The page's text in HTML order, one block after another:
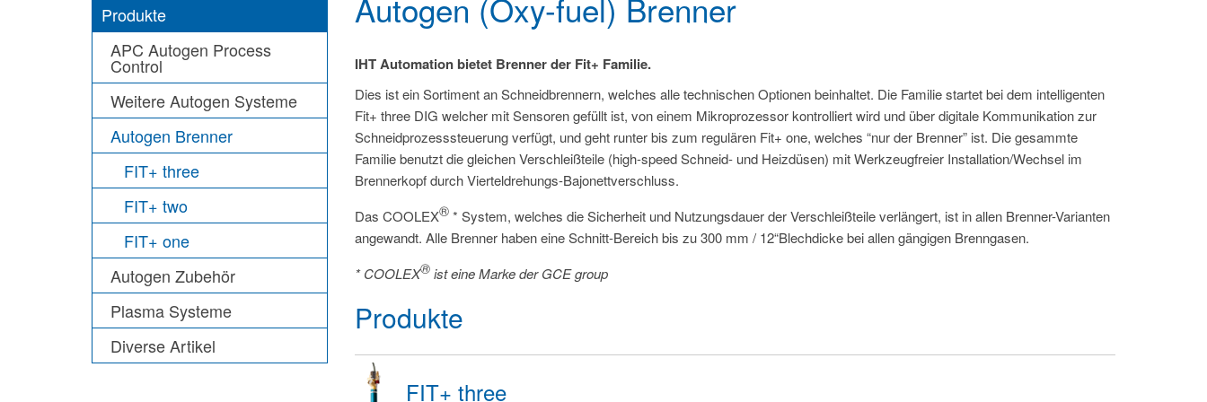
Produkte
APC Autogen Process
Control
Weitere Autogen Systeme
Autogen Brenner
FIT+ three
FIT+ two
FIT+ one
Autogen Zubehör
Plasma Systeme
Diverse Artikel
IHT Automation bietet Brenner der Fit+ Familie.
Dies ist ein Sortiment an Schneidbrennern, welches alle technischen Optionen beinhaltet. Die Familie startet bei dem intelligenten
Fit+ three DIG welcher mit Sensoren gefüllt ist, von einem Mikroprozessor kontrolliert wird und über digitale Kommunikation zur
Schneidprozesssteuerung verfügt, und geht runter bis zum regulären Fit+ one, welches “nur der Brenner” ist. Die gesammte
Familie benutzt die gleichen Verschleißteile (high-speed Schneid- und Heizdüsen) mit Werkzeugfreier Installation/Wechsel im
Brennerkopf durch Vierteldrehungs-Bajonettverschluss.
Das COOLEX®* System, welches die Sicherheit und Nutzungsdauer der Verschleißteile verlängert, ist in allen Brenner-Varianten
angewandt. Alle Brenner haben eine Schnitt-Bereich bis zu 300 mm / 12“Blechdicke bei allen gängigen Brenngasen.
* COOLEX®ist eine Marke der GCE group
Produkte
FIT+ three